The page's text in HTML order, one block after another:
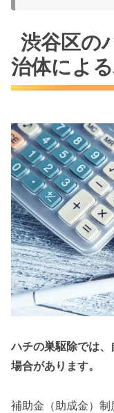
渋谷区の
治体によ
ハチの巣駆除では
場合があります。
補助金（助成金）